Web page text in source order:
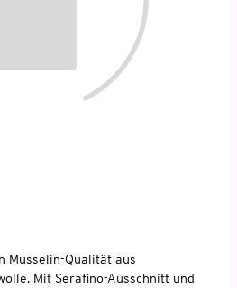
Musselin-Qualität aus
Mit Serafino-Ausschnitt und